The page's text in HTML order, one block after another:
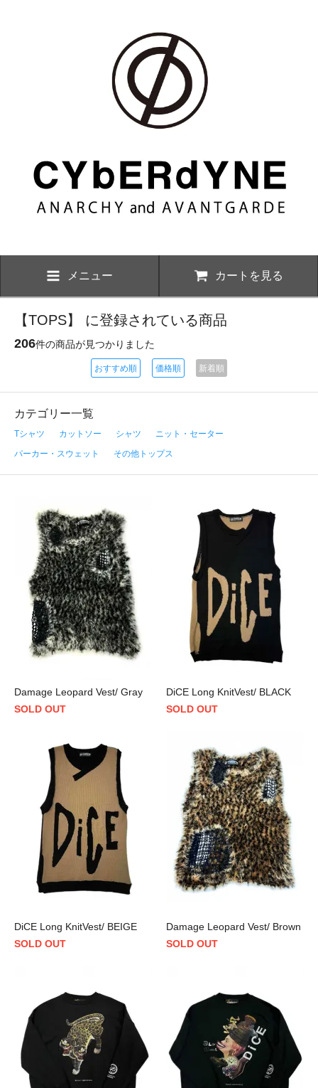
メニュー カートを見る
【TOPS】 に登録されている商品
206件の商品が見つかりました
おすすめ順 価格順 新着順
カテゴリー一覧
Tシャツ カットソー シャツ
ニット・セーター
パーカー・スウェット
その他トップス
Damage Leopard Vest/ Gray
SOLD OUT
DiCE Long KnitVest/ BLACK
SOLD OUT
DiCE Long KnitVest/ BEIGE
SOLD OUT
Damage Leopard Vest/ Brown
SOLD OUT